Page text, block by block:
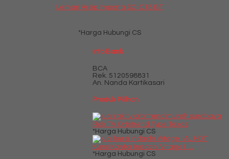
Lemari Arsip Importa SC-C18 BT
*Harga Hubungi CS
Info Bank
BCA
Rek. 5120598831
An. Nanda Kartikasari
Produk Pilihan
Rak TV Orbitrend Type Texas
*Harga Hubungi CS
Kursi Kantor Indachi Vitage I ....
*Harga Hubungi CS